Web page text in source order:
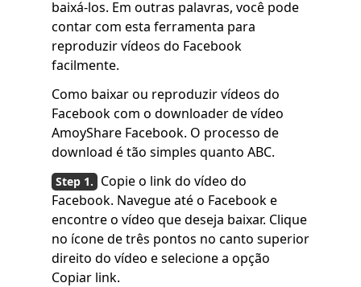
baixá-los. Em outras palavras, você pode
contar com esta ferramenta para
reproduzir vídeos do Facebook
facilmente.
Como baixar ou reproduzir vídeos do
Facebook com o downloader de vídeo
AmoyShare Facebook. O processo de
download é tão simples quanto ABC.
Copie o link do vídeo do
Facebook. Navegue até o Facebook e
encontre o vídeo que deseja baixar. Clique
no ícone de três pontos no canto superior
direito do vídeo e selecione a opção
Copiar link.